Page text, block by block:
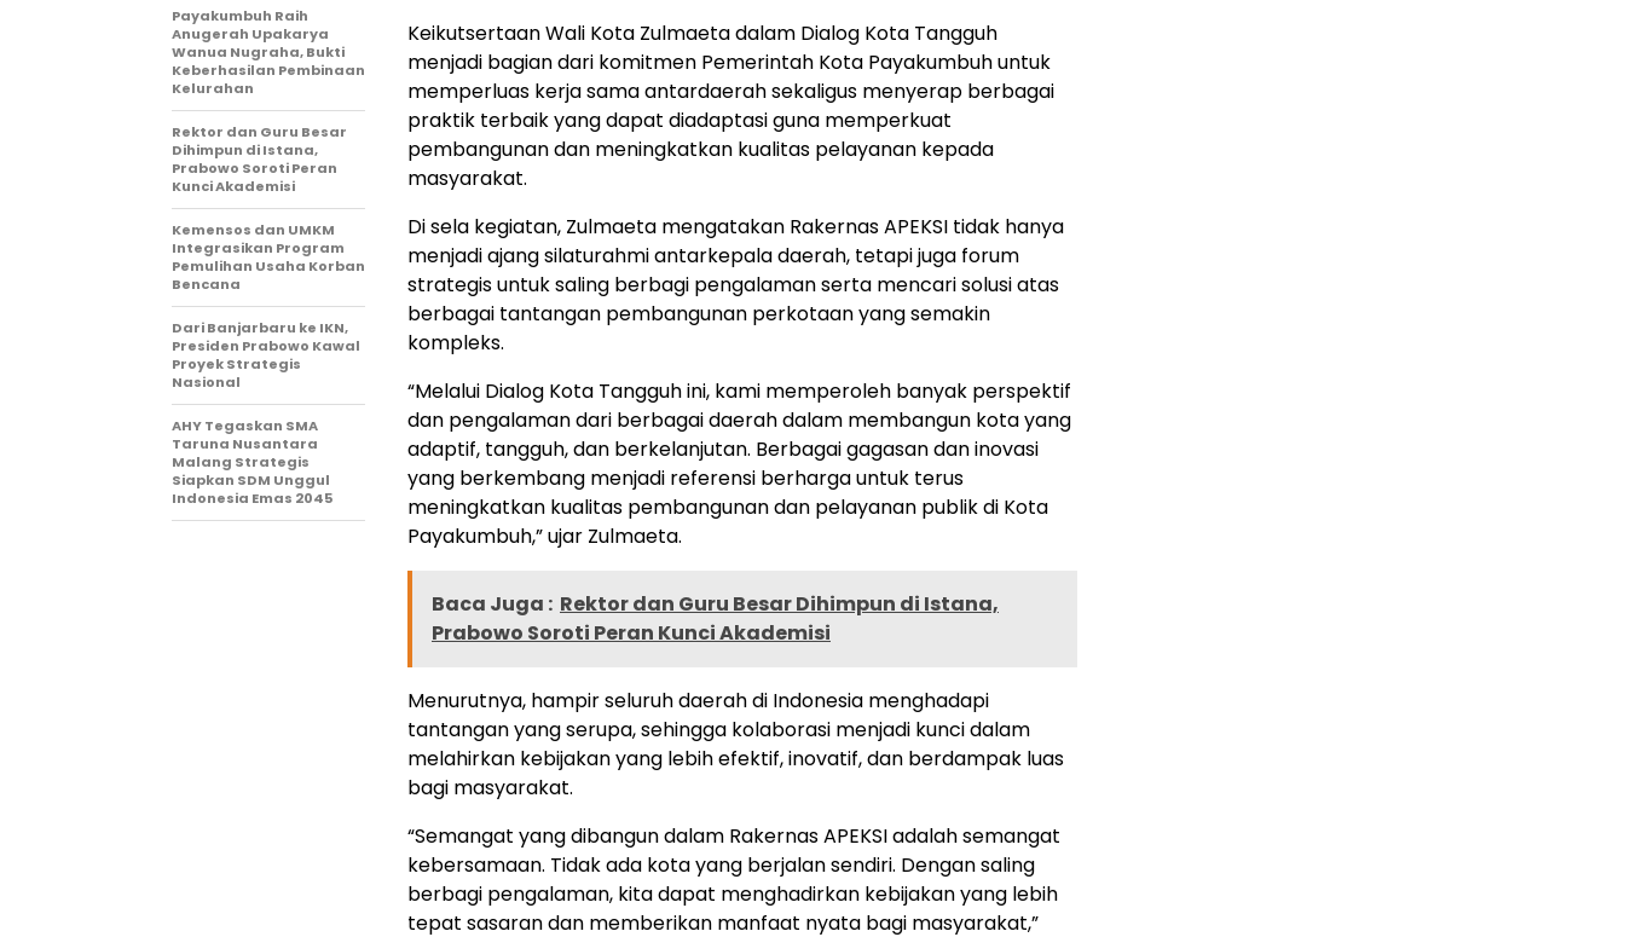
Keikutsertaan Wali Kota Zulmaeta dalam Dialog Kota Tangguh
menjadi bagian dari komitmen Pemerintah Kota Payakumbuh untuk
memperluas kerja sama antardaerah sekaligus menyerap berbagai
praktik terbaik yang dapat diadaptasi guna memperkuat
pembangunan dan meningkatkan kualitas pelayanan kepada
masyarakat.
Di sela kegiatan, Zulmaeta mengatakan Rakernas APEKSI tidak hanya
menjadi ajang silaturahmi antarkepala daerah, tetapi juga forum
strategis untuk saling berbagi pengalaman serta mencari solusi atas
berbagai tantangan pembangunan perkotaan yang semakin
kompleks.
“Melalui Dialog Kota Tangguh ini, kami memperoleh banyak perspektif
dan pengalaman dari berbagai daerah dalam membangun kota yang
adaptif, tangguh, dan berkelanjutan. Berbagai gagasan dan inovasi
yang berkembang menjadi referensi berharga untuk terus
meningkatkan kualitas pembangunan dan pelayanan publik di Kota
Payakumbuh,” ujar Zulmaeta.
Baca Juga : Rektor dan Guru Besar Dihimpun di Istana,
Prabowo Soroti Peran Kunci Akademisi
Menurutnya, hampir seluruh daerah di Indonesia menghadapi
tantangan yang serupa, sehingga kolaborasi menjadi kunci dalam
melahirkan kebijakan yang lebih efektif, inovatif, dan berdampak luas
bagi masyarakat.
“Semangat yang dibangun dalam Rakernas APEKSI adalah semangat
kebersamaan. Tidak ada kota yang berjalan sendiri. Dengan saling
berbagi pengalaman, kita dapat menghadirkan kebijakan yang lebih
tepat sasaran dan memberikan manfaat nyata bagi masyarakat,”
Payakumbuh Raih
Anugerah Upakarya
Wanua Nugraha, Bukti
Keberhasilan Pembinaan
Kelurahan
Rektor dan Guru Besar
Dihimpun di Istana,
Prabowo Soroti Peran
Kunci Akademisi
Kemensos dan UMKM
Integrasikan Program
Pemulihan Usaha Korban
Bencana
Dari Banjarbaru ke IKN,
Presiden Prabowo Kawal
Proyek Strategis
Nasional
AHY Tegaskan SMA
Taruna Nusantara
Malang Strategis
Siapkan SDM Unggul
Indonesia Emas 2045